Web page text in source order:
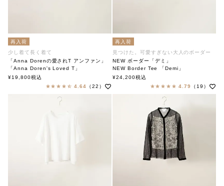
再入荷
少し着て長く着て
「Anna Dorenの愛されT アンファン」
「Anna Doren's Loved T」
soutiencollar（ステンカラー）
¥19,800税込
4.64
（22）
再入荷
見つけた。可愛すぎない大人のボーダー
NEW ボーダー「デミ」
NEW Border Tee 「Demi」
soutiencollar（ステンカラー）
¥24,200税込
4.79
（19）